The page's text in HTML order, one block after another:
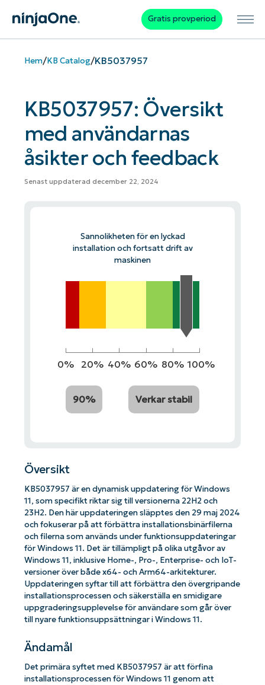
Gratis provperiod
Hem/KB Catalog/KB5037957
KB5037957: Översikt
med användarnas
åsikter och feedback
Senast uppdaterad december 22, 2024
Sannolikheten för en lyckad
installation och fortsatt drift av
maskinen
0% 20% 40% 60% 80% 100%
90% Verkar stabil
Översikt
KB5037957 är en dynamisk uppdatering för Windows
11, som specifikt riktar sig till versionerna 22H2 och
23H2. Den här uppdateringen släpptes den 29 maj 2024
och fokuserar på att förbättra installationsbinärfilerna
och filerna som används under funktionsuppdateringar
för Windows 11. Det är tillämpligt på olika utgåvor av
Windows 11, inklusive Home-, Pro-, Enterprise- och IoT-
versioner över både x64- och Arm64-arkitekturer.
Uppdateringen syftar till att förbättra den övergripande
installationsprocessen och säkerställa en smidigare
uppgraderingsupplevelse för användare som går över
till nyare funktionsuppsättningar i Windows 11.
Ändamål
Det primära syftet med KB5037957 är att förfina
installationsprocessen för Windows 11 genom att